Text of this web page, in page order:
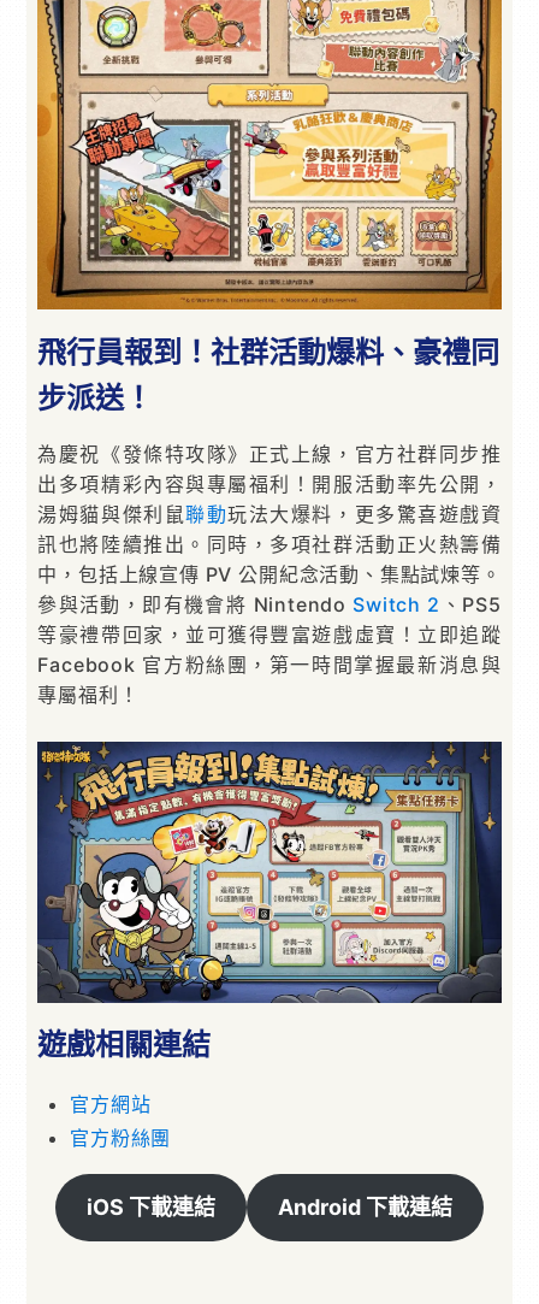
飛行員報到！社群活動爆料、豪禮同
步派送！
為慶祝《發條特攻隊》正式上線，官方社群同步推
出多項精彩內容與專屬福利！開服活動率先公開，
湯姆貓與傑利鼠聯動玩法大爆料，更多驚喜遊戲資
訊也將陸續推出。同時，多項社群活動正火熱籌備
中，包括上線宣傳 PV 公開紀念活動、集點試煉等。
參與活動，即有機會將 Nintendo Switch 2 、PS5
等豪禮帶回家，並可獲得豐富遊戲虛寶！立即追蹤
Facebook 官方粉絲團，第一時間掌握最新消息與
專屬福利！
遊戲相關連結
官方網站
官方粉絲團
iOS 下載連結 Android 下載連結